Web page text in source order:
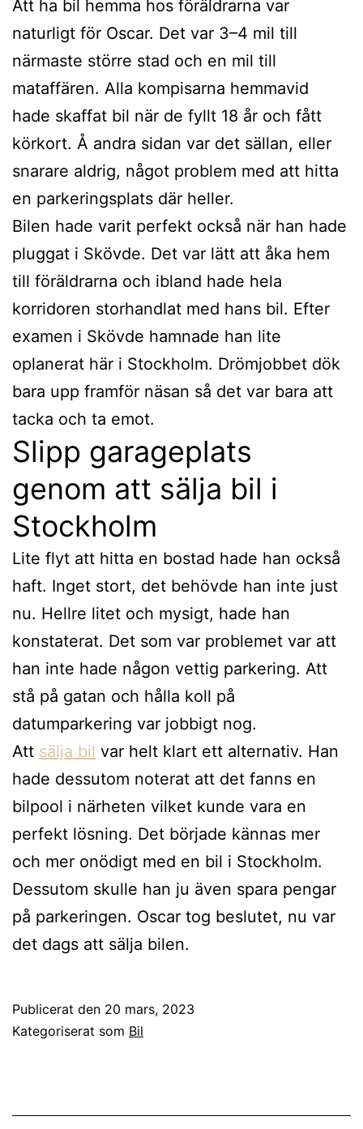
Att ha bil hemma hos föräldrarna var
naturligt för Oscar. Det var 3–4 mil till
närmaste större stad och en mil till
mataffären. Alla kompisarna hemmavid
hade skaffat bil när de fyllt 18 år och fått
körkort. Å andra sidan var det sällan, eller
snarare aldrig, något problem med att hitta
en parkeringsplats där heller.
Bilen hade varit perfekt också när han hade
pluggat i Skövde. Det var lätt att åka hem
till föräldrarna och ibland hade hela
korridoren storhandlat med hans bil. Efter
examen i Skövde hamnade han lite
oplanerat här i Stockholm. Drömjobbet dök
bara upp framför näsan så det var bara att
tacka och ta emot.
Slipp garageplats
genom att sälja bil i
Stockholm
Lite flyt att hitta en bostad hade han också
haft. Inget stort, det behövde han inte just
nu. Hellre litet och mysigt, hade han
konstaterat. Det som var problemet var att
han inte hade någon vettig parkering. Att
stå på gatan och hålla koll på
datumparkering var jobbigt nog.
Att sälja bil var helt klart ett alternativ. Han
hade dessutom noterat att det fanns en
bilpool i närheten vilket kunde vara en
perfekt lösning. Det började kännas mer
och mer onödigt med en bil i Stockholm.
Dessutom skulle han ju även spara pengar
på parkeringen. Oscar tog beslutet, nu var
det dags att sälja bilen.
Publicerat den 20 mars, 2023
Kategoriserat som Bil